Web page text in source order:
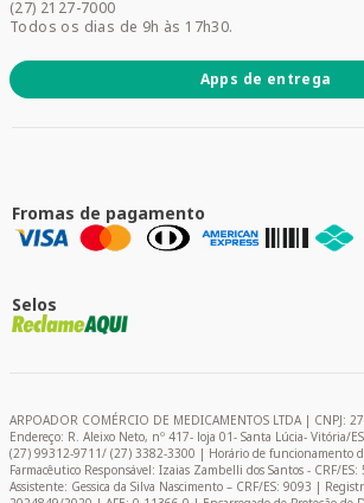
(27) 2127-7000
Todos os dias de 9h às 17h30.
Apps de entrega
Fromas de pagamento
Selos
ARPOADOR COMÉRCIO DE MEDICAMENTOS LTDA | CNPJ:
Endereço: R. Aleixo Neto, nº 417- loja 01- Santa Lúcia- Vitória/
(27) 99312-9711/ (27) 3382-3300 | Horário de funcionamento
Farmacêutico Responsável: Izaias Zambelli dos Santos - CRF/
Assistente: Gessica da Silva Nascimento – CRF/ES: 9093 |